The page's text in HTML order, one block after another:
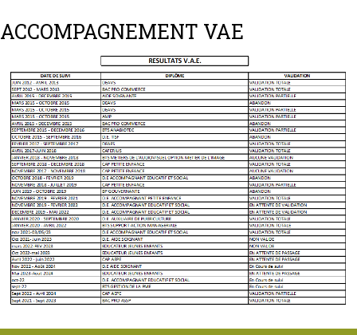
ACCOMPAGNEMENT VAE